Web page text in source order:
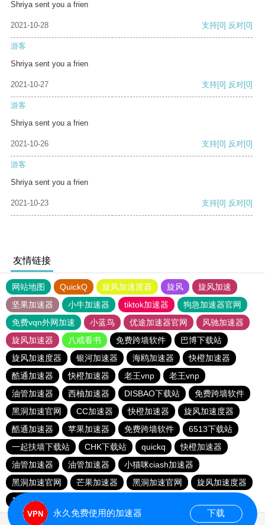
Shriya sent you a frien
2021-10-28 支持[0] 反对[0]
游客
Shriya sent you a frien
2021-10-27 支持[0] 反对[0]
游客
Shriya sent you a frien
2021-10-26 支持[0] 反对[0]
游客
Shriya sent you a frien
2021-10-23 支持[0] 反对[0]
友情链接
网站地图 QuickQ 旋风加速度器 旋风
旋风加速
坚果加速器
小牛加速器 tiktok加速器
狗急加速器官网
免费vqn外网加速
小蓝鸟 优途加速器官网
风驰加速器
旋风加速器
八戒看书 免费跨墙软件
巴博下载站
旋风加速度器
银河加速器 海鸥加速器
快橙加速器
酷通加速器
快橙加速器 老王vnp
老王vnp
油管加速器
西柚加速器 DISBAO下载站
免费跨墙软件
黑洞加速官网
CC加速器 快橙加速器
旋风加速度器
酷通加速器
苹果加速器 免费跨墙软件
6513下载站
一起扶墙下载站
CHK下载站 quickq
快橙加速器
油管加速器
油管加速器
小猫咪ciash加速器
黑洞加速官网
芒果加速器 黑洞加速官网
旋风加速度器
186下载站
永久免费使用的加速器 下载